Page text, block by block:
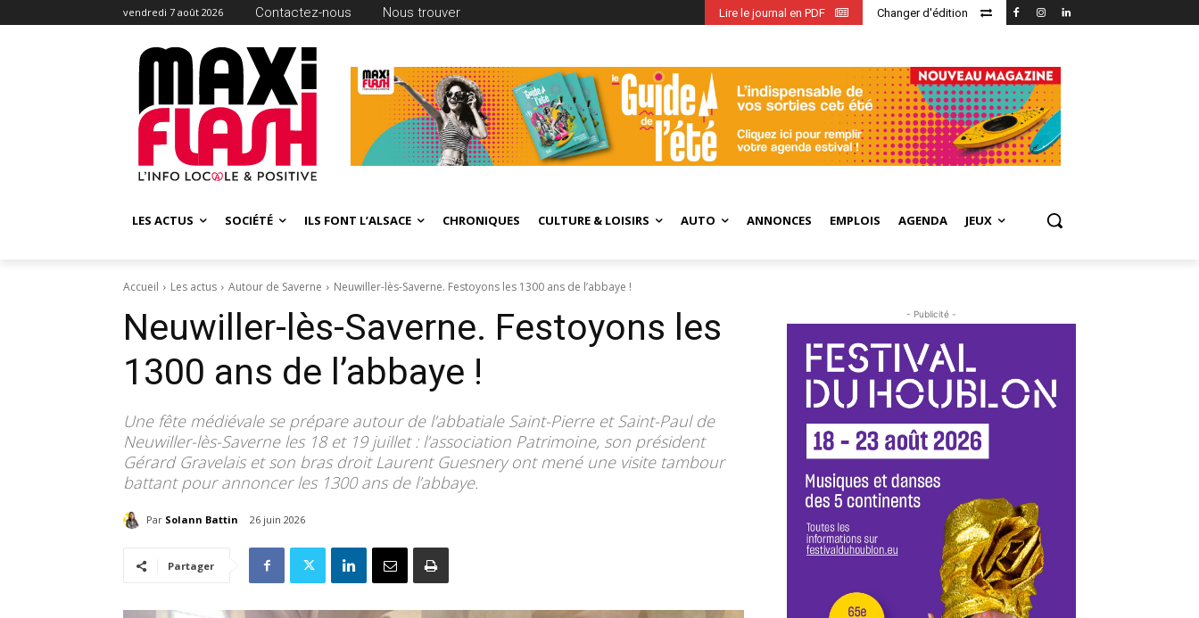
vendredi 7 août 2026 Contactez-nous Nous trouver Changer d'édition
Lire le journal en PDF
LES ACTUS SOCIÉTÉ ILS FONT L’ALSACE CHRONIQUES CULTURE & LOISIRS AUTO ANNONCES EMPLOIS AGENDA JEUX
Accueil Les actus Autour de Saverne Neuwiller-lès-Saverne. Festoyons les 1300 ans de l’abbaye !
Neuwiller-lès-Saverne. Festoyons les
1300 ans de l’abbaye !
Une fête médiévale se prépare autour de l’abbatiale Saint-Pierre et Saint-Paul de
Neuwiller-lès-Saverne les 18 et 19 juillet : l’association Patrimoine, son président
Gérard Gravelais et son bras droit Laurent Guesnery ont mené une visite tambour
battant pour annoncer les 1300 ans de l’abbaye.
Par Solann Battin 26 juin 2026
Partager
- Publicité -